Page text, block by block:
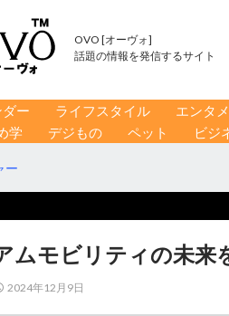
OVO [オーヴォ]
話題の情報を発信するサイト
ー ライフスタイル エンタメ
学 デジもの ペット ビジ
ー
ムモビリティの未
2024年12月9日